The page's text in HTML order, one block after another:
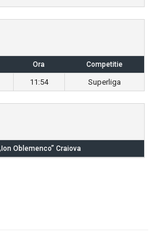
Ora Competitie
11:54 Superliga
Oblemenco” Craiova